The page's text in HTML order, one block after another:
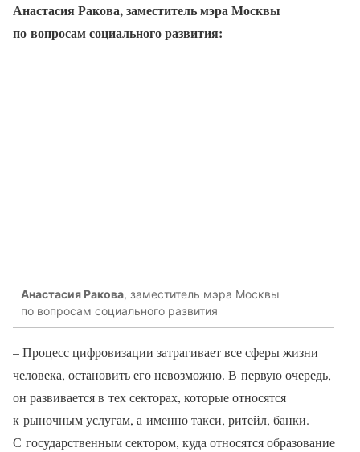
Анастасия Ракова, заместитель мэра Москвы
по вопросам социального развития:
Анастасия Ракова, заместитель мэра Москвы
по вопросам социального развития
– Процесс цифровизации затрагивает все сферы жизни
человека, остановить его невозможно. В первую очередь,
он развивается в тех секторах, которые относятся
к рыночным услугам, а именно такси, ритейл, банки.
С государственным сектором, куда относятся образование